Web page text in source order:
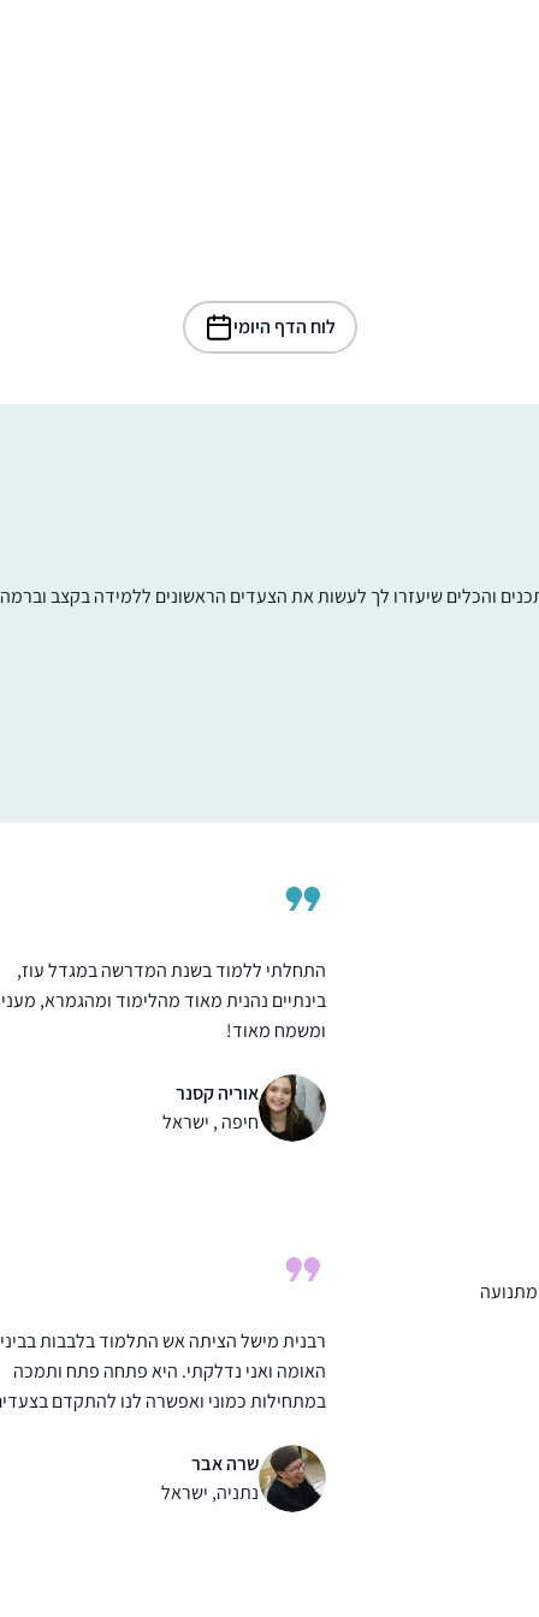
לוח הדף היומי
והכלים שיעזרו לך לעשות את הצעדים הראשונים ללמידה בקצב
מתנועה
התחלתי ללמוד דף יומי באמצע תקופת
התחלתי ללמוד בשנת המדרשה במגדל עוז,
בינתיים נהנית מאוד מהלימוד ומהגמרא,
ומשמח מאוד!
משלימה קצת בהמשך השבוע.. מרגישה שיש
מקובע ביום שלי והוא משמח מאוד!
אוריה קסנר
חיפה , ישראל
רבנית מישל הציתה אש התלמוד בלבבות
האומה ואני נדלקתי. היא פתחה פתח ותמכה
במתחילות כמוני ואפשרה לנו להתקדם
הלומדות בסביבה תומכת וכך נכנסתי למסלול
לימוד מעשיר שאין כמוה. הדרן יצר קהילה
וחזקה שמאפשרת התקדמות מכל נקודת מוצא.
שרה אבר
נתניה, ישראל